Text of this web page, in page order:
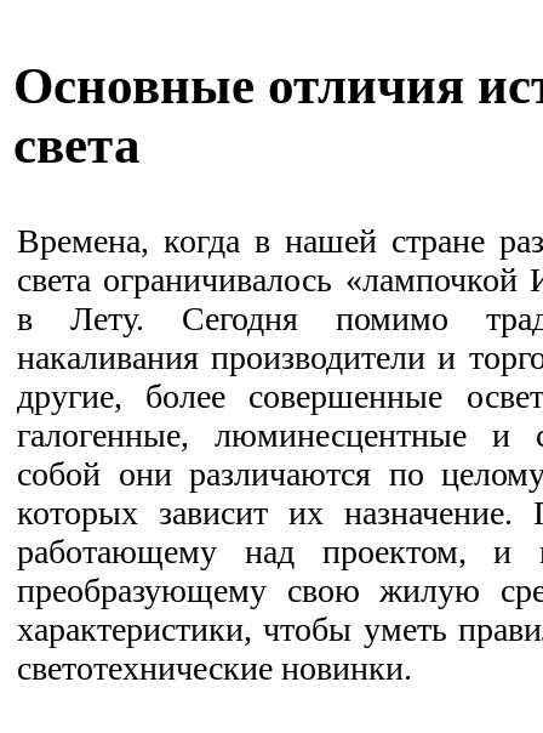
Основные отличия
света
Времена, когда в нашей стране
света ограничивалось
в Лету. Сегодня помимо
накаливания производители и
другие, более совершенные
галогенные, люминесцентные и
собой они различаются по
которых зависит их назначение.
работающему над проектом, и
преобразующему свою жилую
характеристики, чтобы уметь
светотехнические новинки.